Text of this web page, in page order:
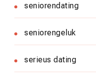
seniorendating
seniorengeluk
serieus dating